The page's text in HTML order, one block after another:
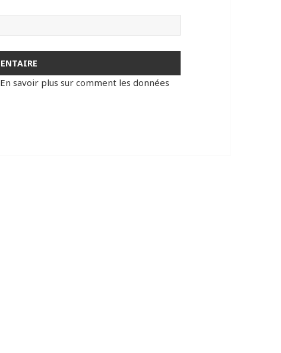
En savoir plus sur comment les données